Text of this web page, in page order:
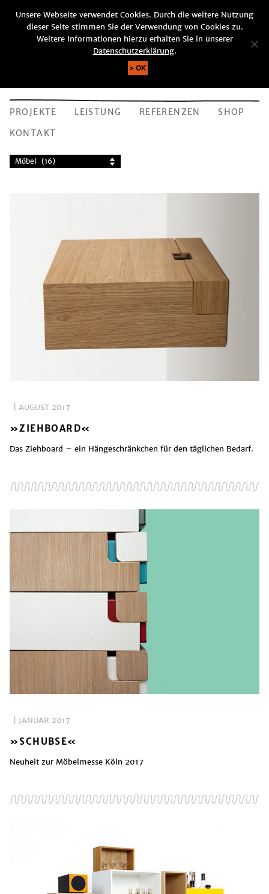
DE |EN
SUCHE
PROJEKTE LEISTUNG REFERENZEN
SHOP
KONTAKT
Möbel (16)
| AUGUST 2017
»ZIEHBOARD«
Das Ziehboard – ein Hängeschränkchen für den täglichen Bedarf.
| JANUAR 2017
»SCHUBSE«
Neuheit zur Möbelmesse Köln 2017
Unsere Webseite verwendet Cookies. Durch die weitere Nutzung
dieser Seite stimmen Sie der Verwendung von Cookies zu.
Weitere Informationen hierzu erhalten Sie in unserer
Datenschutzerklärung.
OK